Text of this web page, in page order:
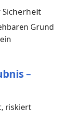
Grund
–
riskiert